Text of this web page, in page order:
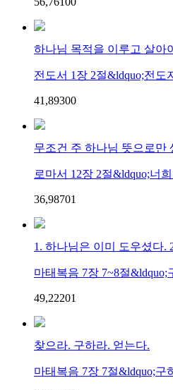
하나님 목적을 이루고 살아
전도서 1장 2절&ldquo;전도
41,89300
무조건 주 하나님 뜻으로만
로마서 12장 2절&ldquo;너
36,98701
1. 하나님은 이미 도우셨다.
마태복음 7장 7~8절&ldquo;
49,22201
찾으라. 구하라. 얻는다.
마태복음 7장 7절&ldquo;구